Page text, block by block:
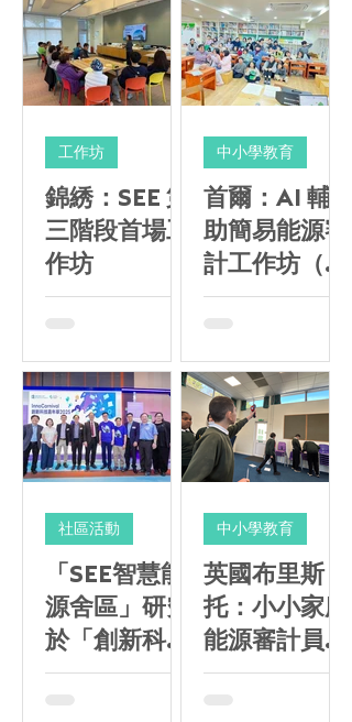
VR 體驗及 AI
簡易能源審計
錦綉：SEE 第
三階段首場工
作坊
工作坊
首爾：AI 輔
助簡易能源審
計工作坊（第
一、二場）
中小學教育
「SEE智慧能
源舍區」研究
於「創新科技
嘉年華
社區活動
英國布里斯
托：小小家庭
能源審計員
STEM 計劃
中小學教育